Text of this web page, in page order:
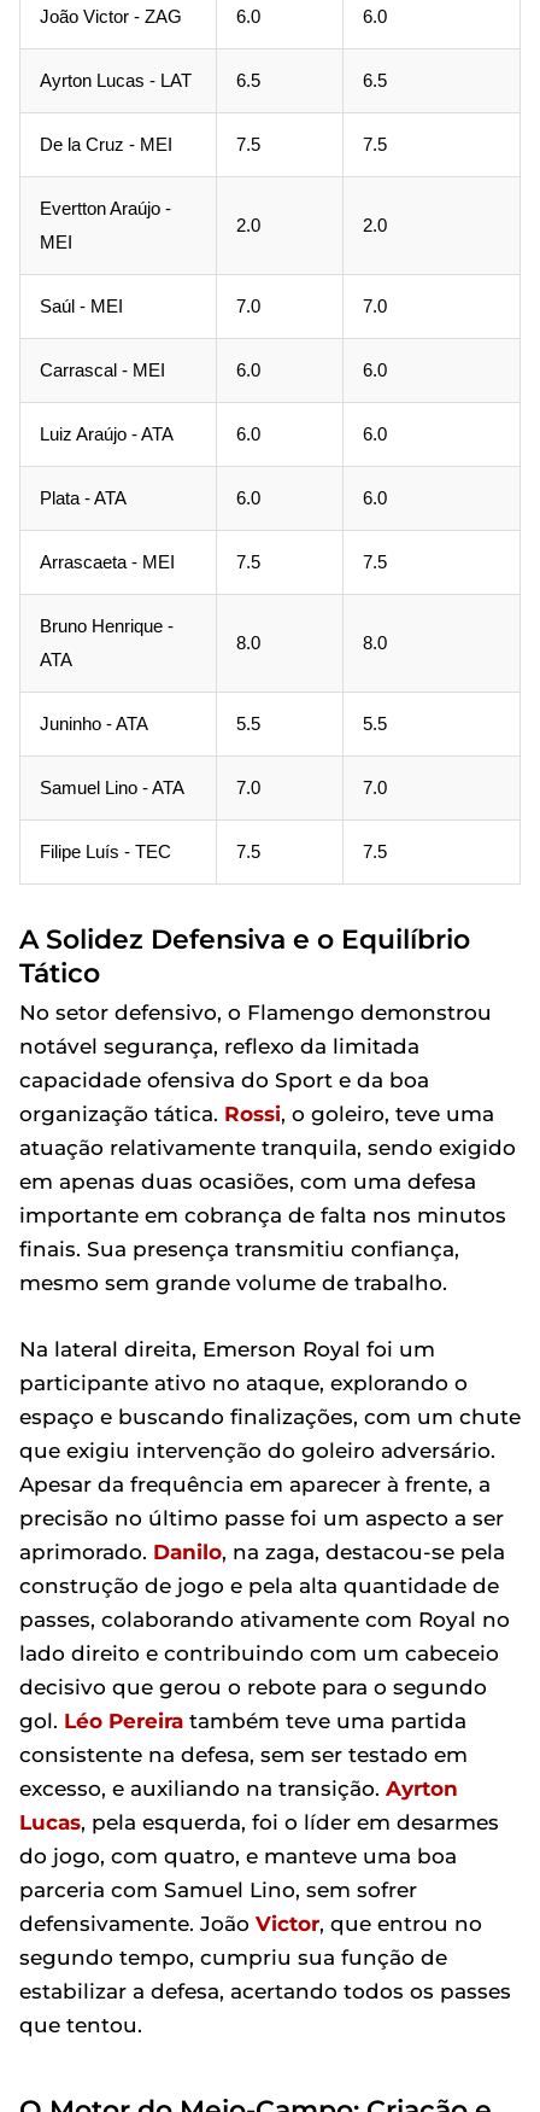
João Victor - ZAG 6.0 6.0
Ayrton Lucas - LAT 6.5 6.5
De la Cruz - MEI 7.5 7.5
Evertton Araújo -
MEI
2.0 2.0
Saúl - MEI 7.0 7.0
Carrascal - MEI 6.0 6.0
Luiz Araújo - ATA 6.0 6.0
Plata - ATA 6.0 6.0
Arrascaeta - MEI 7.5 7.5
Bruno Henrique -
ATA
8.0 8.0
Juninho - ATA 5.5 5.5
Samuel Lino - ATA 7.0 7.0
Filipe Luís - TEC 7.5 7.5
A Solidez Defensiva e o Equilíbrio
Tático
No setor defensivo, o Flamengo demonstrou
notável segurança, reflexo da limitada
capacidade ofensiva do Sport e da boa
organização tática. Rossi, o goleiro, teve uma
atuação relativamente tranquila, sendo exigido
em apenas duas ocasiões, com uma defesa
importante em cobrança de falta nos minutos
finais. Sua presença transmitiu confiança,
mesmo sem grande volume de trabalho.
Na lateral direita, Emerson Royal foi um
participante ativo no ataque, explorando o
espaço e buscando finalizações, com um chute
que exigiu intervenção do goleiro adversário.
Apesar da frequência em aparecer à frente, a
precisão no último passe foi um aspecto a ser
aprimorado. Danilo, na zaga, destacou-se pela
construção de jogo e pela alta quantidade de
passes, colaborando ativamente com Royal no
lado direito e contribuindo com um cabeceio
decisivo que gerou o rebote para o segundo
gol. Léo Pereira também teve uma partida
consistente na defesa, sem ser testado em
excesso, e auxiliando na transição. Ayrton
Lucas, pela esquerda, foi o líder em desarmes
do jogo, com quatro, e manteve uma boa
parceria com Samuel Lino, sem sofrer
defensivamente. João Victor, que entrou no
segundo tempo, cumpriu sua função de
estabilizar a defesa, acertando todos os passes
que tentou.